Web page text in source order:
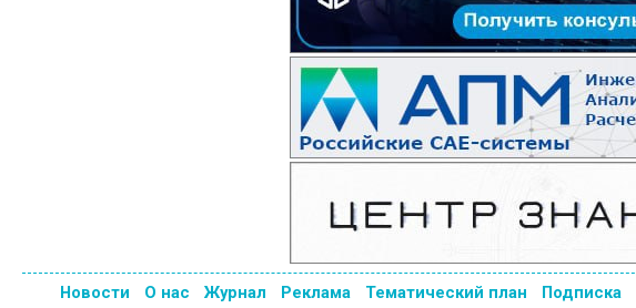
Новости О нас Журнал Реклама Тематический план Подписка